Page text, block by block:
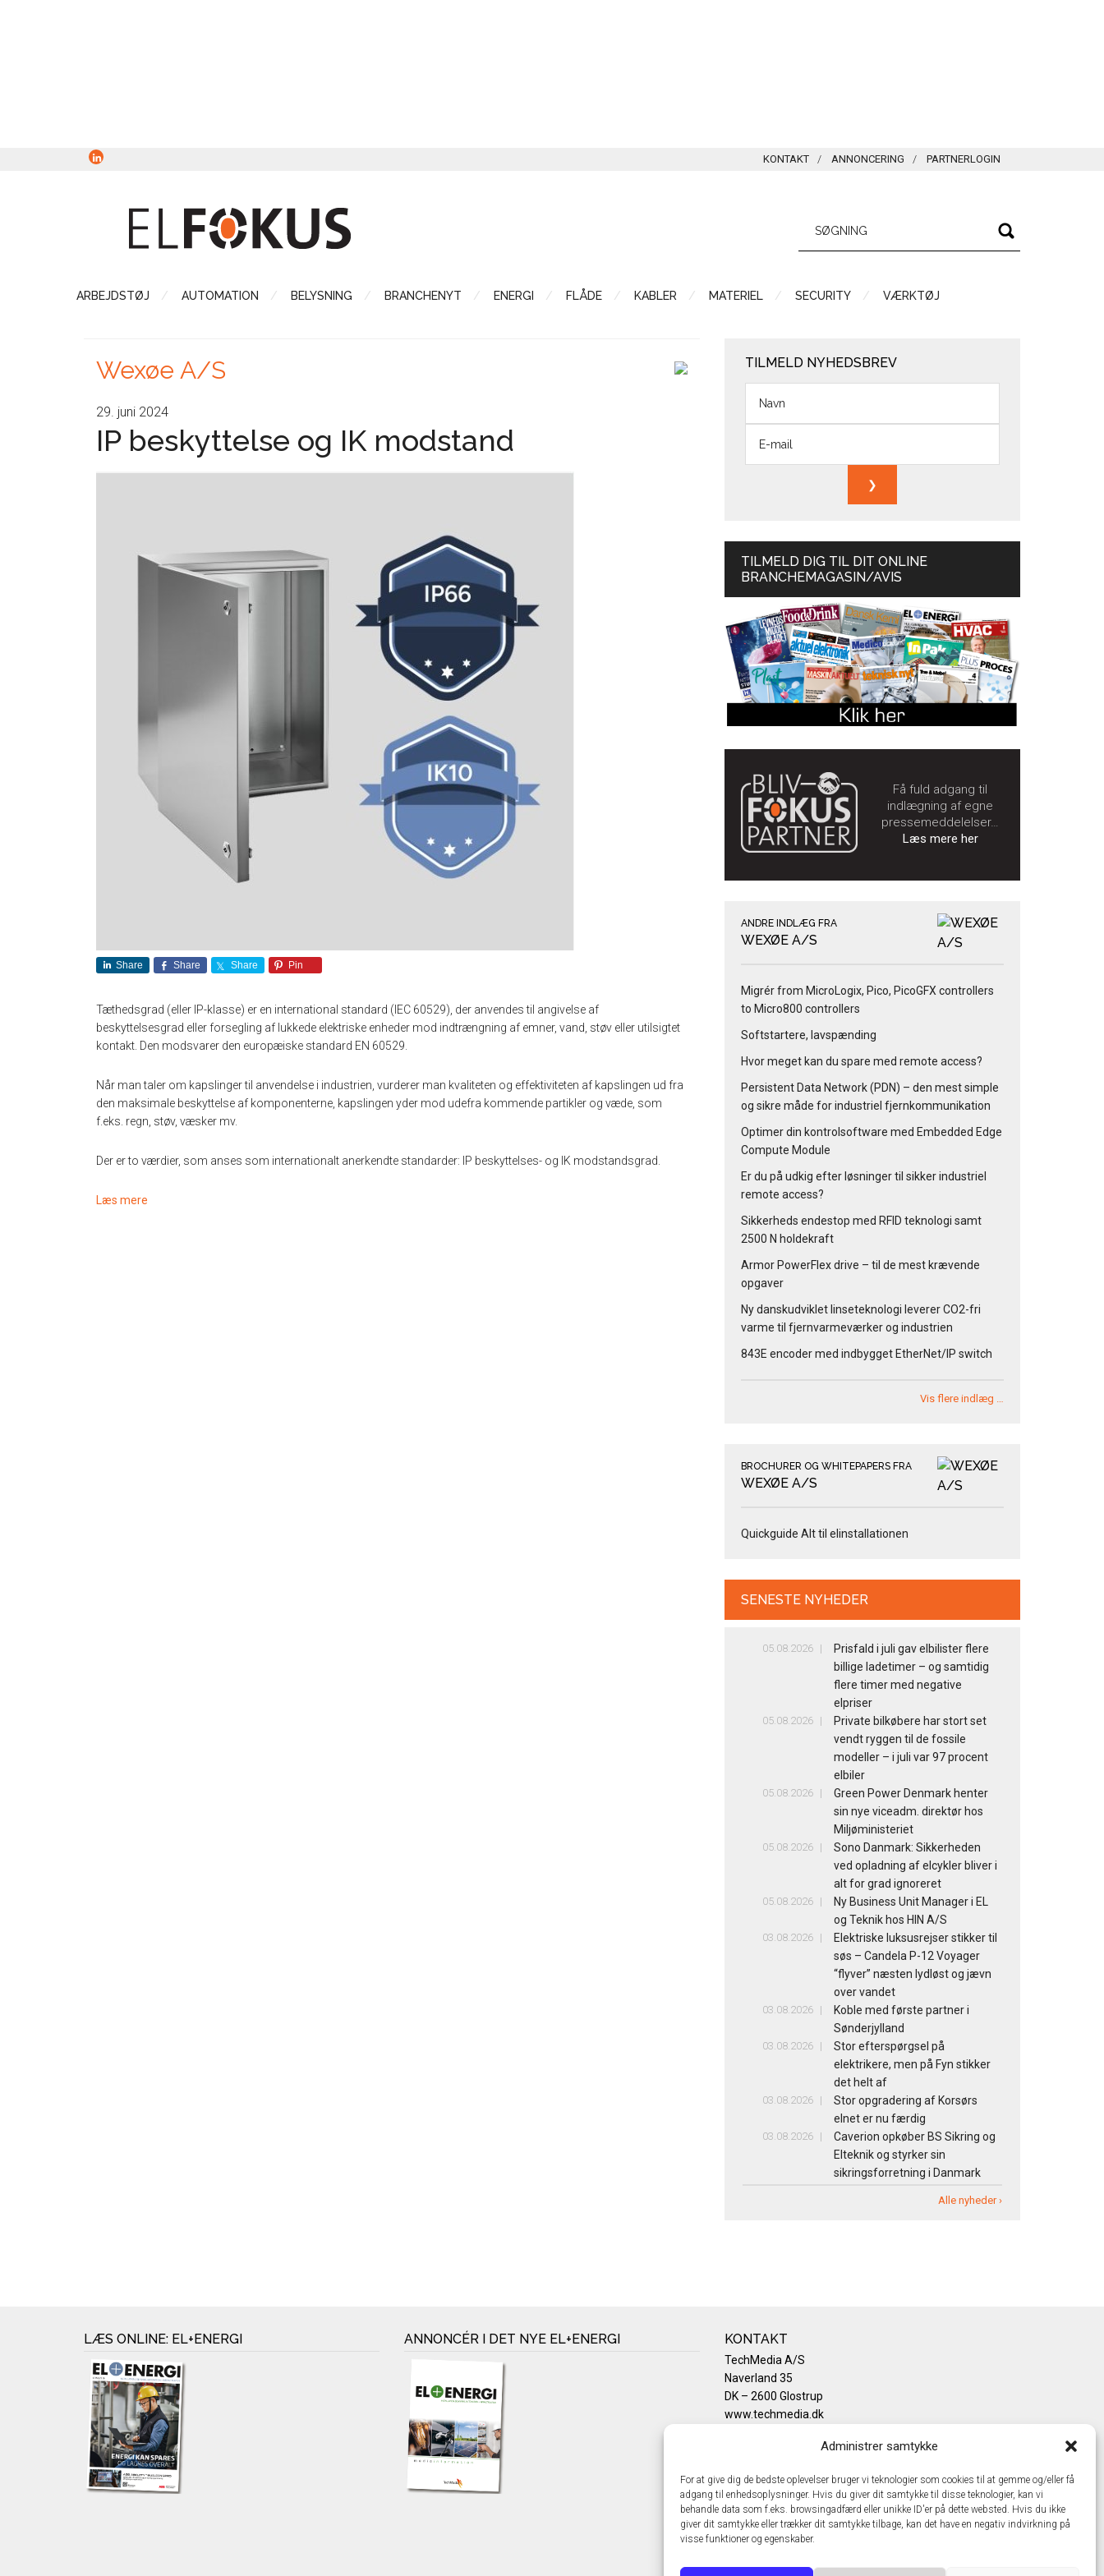
Administrer samtykke
For at give dig de bedste oplevelser bruger vi teknologier som cookies til at gemme og/eller få
adgang til enhedsoplysninger. Hvis du giver dit samtykke til disse teknologier, kan vi
behandle data som f.eks. browsingadfærd eller unikke ID'er på dette websted. Hvis du ikke
giver dit samtykke eller trækker dit samtykke tilbage, kan det have en negativ indvirkning på
visse funktioner og egenskaber.
KONTAKT ANNONCERING PARTNERLOGIN
ARBEJDSTØJ AUTOMATION BELYSNING BRANCHENYT ENERGI FLÅDE KABLER MATERIEL SECURITY VÆRKTØJ
Wexøe A/S
29. juni 2024
IP beskyttelse og IK modstand
Share Share Share Pin
Tæthedsgrad (eller IP-klasse) er en international standard (IEC 60529), der anvendes til angivelse af
beskyttelsesgrad eller forsegling af lukkede elektriske enheder mod indtrængning af emner, vand, støv eller utilsigtet
kontakt. Den modsvarer den europæiske standard EN 60529.
Når man taler om kapslinger til anvendelse i industrien, vurderer man kvaliteten og effektiviteten af kapslingen ud fra
den maksimale beskyttelse af komponenterne, kapslingen yder mod udefra kommende partikler og væde, som
f.eks. regn, støv, væsker mv.
Der er to værdier, som anses som internationalt anerkendte standarder: IP beskyttelses- og IK modstandsgrad.
Læs mere
TILMELD NYHEDSBREV
TILMELD DIG TIL DIT ONLINE
BRANCHEMAGASIN/AVIS
Få fuld adgang til
indlægning af egne
pressemeddelelser…
Læs mere her
ANDRE INDLÆG FRA
WEXØE A/S
Migrér from MicroLogix, Pico, PicoGFX controllers
to Micro800 controllers
Softstartere, lavspænding
Hvor meget kan du spare med remote access?
Persistent Data Network (PDN) – den mest simple
og sikre måde for industriel fjernkommunikation
Optimer din kontrolsoftware med Embedded Edge
Compute Module
Er du på udkig efter løsninger til sikker industriel
remote access?
Sikkerheds endestop med RFID teknologi samt
2500 N holdekraft
Armor PowerFlex drive – til de mest krævende
opgaver
Ny danskudviklet linseteknologi leverer CO2-fri
varme til fjernvarmeværker og industrien
843E encoder med indbygget EtherNet/IP switch
Vis flere indlæg …
BROCHURER OG WHITEPAPERS FRA
WEXØE A/S
Quickguide Alt til elinstallationen
SENESTE NYHEDER
05.08.2026
Prisfald i juli gav elbilister flere
billige ladetimer – og samtidig
flere timer med negative
elpriser
05.08.2026
Private bilkøbere har stort set
vendt ryggen til de fossile
modeller – i juli var 97 procent
elbiler
05.08.2026
Green Power Denmark henter
sin nye viceadm. direktør hos
Miljøministeriet
05.08.2026
Sono Danmark: Sikkerheden
ved opladning af elcykler bliver i
alt for grad ignoreret
05.08.2026
Ny Business Unit Manager i EL
og Teknik hos HIN A/S
03.08.2026
Elektriske luksusrejser stikker til
søs – Candela P-12 Voyager
“flyver” næsten lydløst og jævn
over vandet
03.08.2026
Koble med første partner i
Sønderjylland
03.08.2026
Stor efterspørgsel på
elektrikere, men på Fyn stikker
det helt af
03.08.2026
Stor opgradering af Korsørs
elnet er nu færdig
03.08.2026
Caverion opkøber BS Sikring og
Elteknik og styrker sin
sikringsforretning i Danmark
Alle nyheder ›
LÆS ONLINE: EL+ENERGI ANNONCÉR I DET NYE EL+ENERGI KONTAKT
TechMedia A/S
Naverland 35
DK – 2600 Glostrup
www.techmedia.dk
info@techmedia.dk
Cookiepolitik